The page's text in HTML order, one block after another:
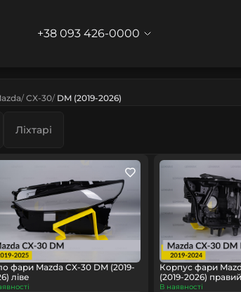
+38 093 426-0000
CX-30 DM (2019-2026)
Ліхтарі
фари Mazda CX-30 DM (2019-
ліве
Корпус фари
(2019-2026) правий
В наявності